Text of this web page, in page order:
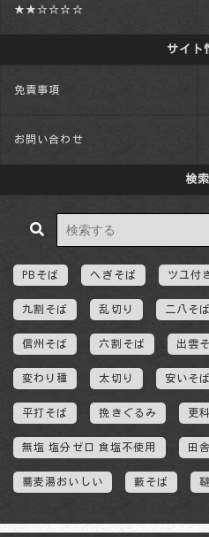
★★☆☆☆☆
サイト
免責事項
お問い合わせ
検索
PBそば へぎそば ツユ付
九割そば 乱切り 二八そ
信州そば 六割そば 出雲
変わり種 太切り 安いそば
平打そば 挽きぐるみ 更
無塩 塩分ゼロ 食塩不使用 田
蕎麦湯おいしい 藪そば